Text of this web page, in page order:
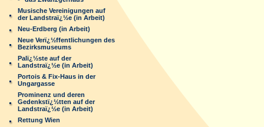
Musische Vereinigungen auf
der Landstraï¿½e (in Arbeit)
Neu-Erdberg (in Arbeit)
Neue Verï¿½ffentlichungen des
Bezirksmuseums
Palï¿½ste auf der
Landstraï¿½e (in Arbeit)
Portois & Fix-Haus in der
Ungargasse
Prominenz und deren
Gedenkstï¿½tten auf der
Landstraï¿½e (in Arbeit)
Rettung Wien